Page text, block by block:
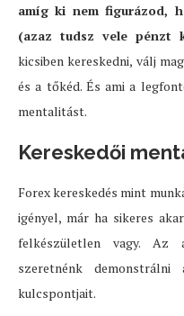
amíg ki nem figurázod,
(azaz tudsz vele pénzt
kicsiben kereskedni, válj
és a tőkéd. És ami a
mentalitást.
Kereskedői
Forex kereskedés mint
igényel, már ha sikeres
felkészületlen vagy. Az
szeretnénk
kulcspontjait.